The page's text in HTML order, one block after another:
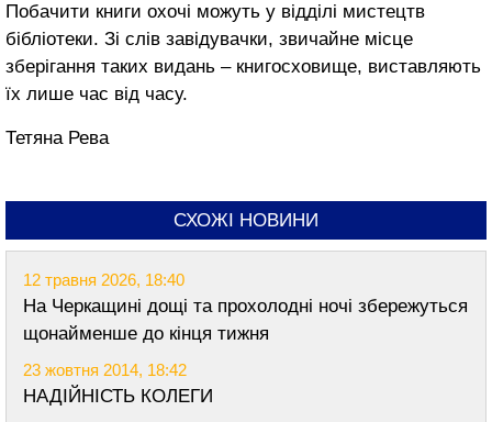
Побачити книги охочі можуть у відділі мистецтв
бібліотеки. Зі слів завідувачки, звичайне місце
зберігання таких видань – книгосховище, виставляють
їх лише час від часу.
Тетяна Рева
СХОЖІ НОВИНИ
12 травня 2026, 18:40
На Черкащині дощі та прохолодні ночі збережуться
щонайменше до кінця тижня
23 жовтня 2014, 18:42
НАДІЙНІСТЬ КОЛЕГИ